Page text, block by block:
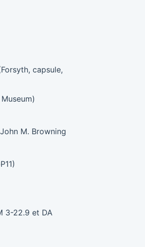
capsule,
M. Browning
3-22.9 et DA